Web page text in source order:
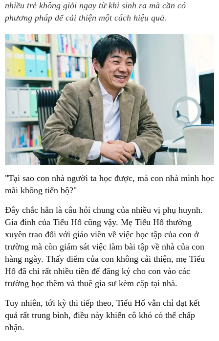
nhiều trẻ không giỏi ngay từ khi sinh ra mà cần có
phương pháp để cải thiện một cách hiệu quả.
Gia đình của Tiểu Hổ cũng vậy. Mẹ Tiểu Hổ thường
xuyên trao đổi với giáo viên về việc học tập của con ở
trường mà còn giám sát việc làm bài tập về nhà của con
hàng ngày. Thấy điểm của con không cải thiện, mẹ Tiểu
Hổ đã chi rất nhiều tiền để đăng ký cho con vào các
quả rất trung bình, điều này khiến cô khó có thể chấp